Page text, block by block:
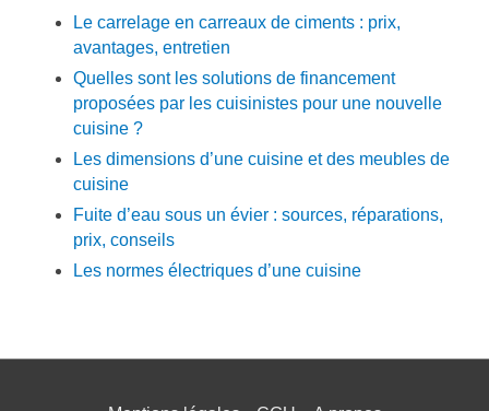
Le carrelage en carreaux de ciments : prix,
avantages, entretien
Quelles sont les solutions de financement
proposées par les cuisinistes pour une nouvelle
cuisine ?
Les dimensions d’une cuisine et des meubles de
cuisine
Fuite d’eau sous un évier : sources, réparations,
prix, conseils
Les normes électriques d’une cuisine